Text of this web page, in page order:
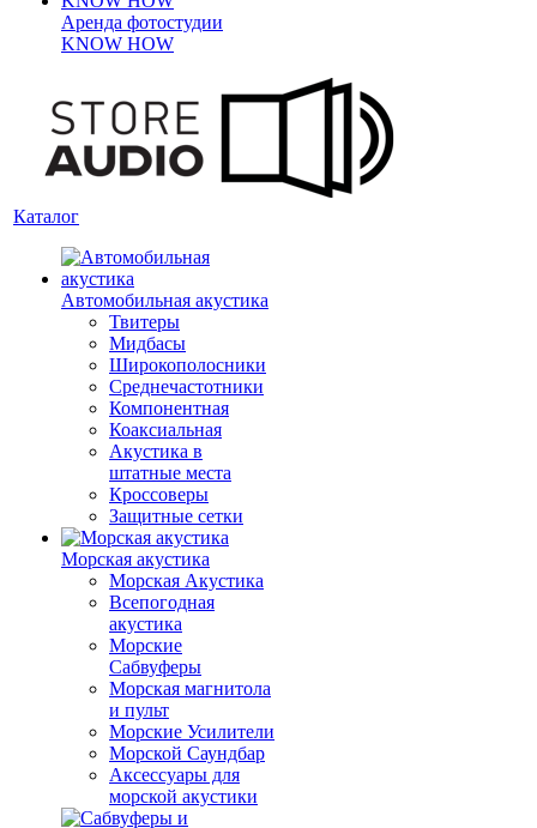
Аренда фотостудии
KNOW HOW
Каталог
Автомобильная акустика
Твитеры
Мидбасы
Широкополосники
Среднечастотники
Компонентная
Коаксиальная
Акустика в
штатные места
Кроссоверы
Защитные сетки
Морская акустика
Морская Акустика
Всепогодная
акустика
Морские
Сабвуферы
Морская магнитола
и пульт
Морские Усилители
Морской Cаундбар
Аксессуары для
морской акустики